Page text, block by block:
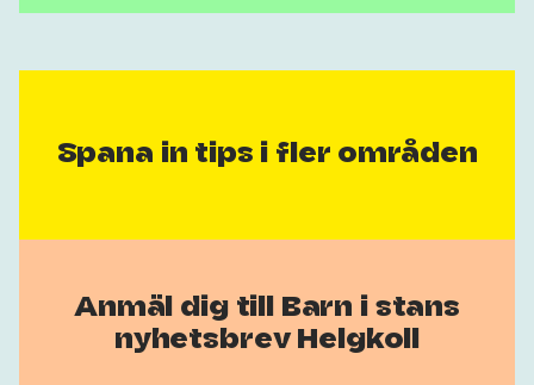
Spana in tips i fler områden
Anmäl dig till Barn i stans
nyhetsbrev Helgkoll